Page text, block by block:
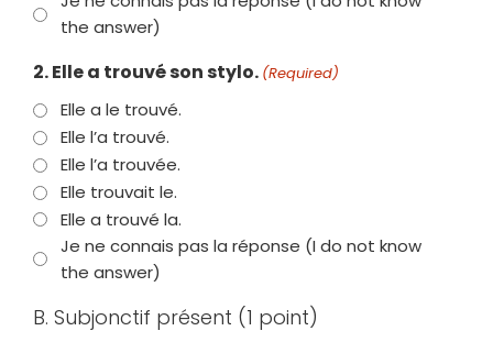
the answer)
2. Elle a trouvé son stylo. (Required)
Elle a le trouvé.
Elle l’a trouvé.
Elle l’a trouvée.
Elle trouvait le.
Elle a trouvé la.
Je ne connais pas la réponse (I do not know
the answer)
B. Subjonctif présent (1 point)